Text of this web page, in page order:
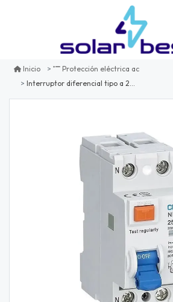
Inicio
Protección eléctrica ac
Interruptor diferencial tipo a 2p 25a 30ma (fotovoltaico)